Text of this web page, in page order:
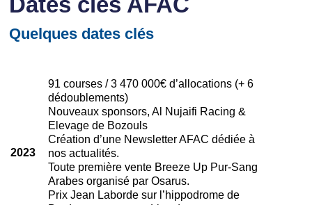
Quelques dates clés
2023
91 courses / 3 470 000€ d’allocations (+ 6
dédoublements)
Nouveaux sponsors, Al Nujaifi Racing &
Elevage de Bozouls
Création d’une Newsletter AFAC dédiée à
nos actualités.
Toute première vente Breeze Up Pur-Sang
Arabes organisé par Osarus.
Prix Jean Laborde sur l’hippodrome de